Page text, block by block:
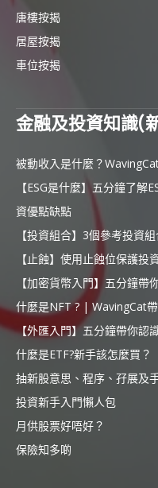
唐樓按揭
居屋按揭
車位按揭
金融及投資知識(
被動收入是什麼？
【ESG是什麼】五分鐘了解
資優點缺點
【投資組合】3個參考投資
【止蝕】使用止蝕位保護
【加密貨幣入門】五分鐘
什麼是NFT ? | WavingCat
【外匯入門】五分鐘帶你認
什麼是ETF?新手該怎麼買？
抽新股意思、程序、孖展及
投資新手入門懶人包
月供股票好唔好？
保險知多啲